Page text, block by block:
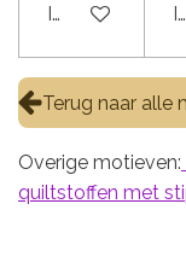
In winkelwagen
Terug naar alle
Overige motieven:
quiltstoffen met